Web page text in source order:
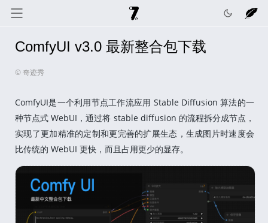
奇迹秀 关于我
ComfyUI v3.0 最新整合包下载
© 奇迹秀
ComfyUI是一个利用节点工作流应用 Stable Diffusion 算法的一
种节点式 WebUI，通过将 stable diffusion 的流程拆分成节点，
实现了更加精准的定制和更完善的扩展生态，生成图片时速度会
比传统的 WebUI 更快，而且占用更少的显存。